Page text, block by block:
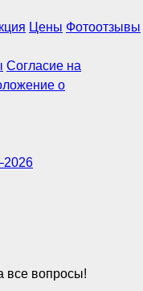
Цены Фотоотзывы
Согласие на
о
все вопросы!